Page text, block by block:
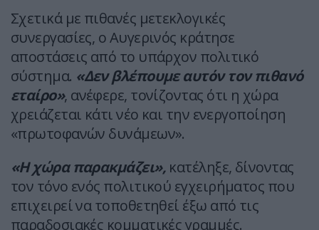
Σχετικά με πιθανές μετεκλογικές
συνεργασίες, ο Αυγερινός κράτησε
αποστάσεις από το υπάρχον πολιτικό
σύστημα. «Δεν βλέπουμε αυτόν τον πιθανό
εταίρο», ανέφερε, τονίζοντας ότι η χώρα
χρειάζεται κάτι νέο και την ενεργοποίηση
«πρωτοφανών δυνάμεων».
«Η χώρα παρακμάζει», κατέληξε, δίνοντας
τον τόνο ενός πολιτικού εγχειρήματος που
επιχειρεί να τοποθετηθεί έξω από τις
παραδοσιακές κομματικές γραμμές.